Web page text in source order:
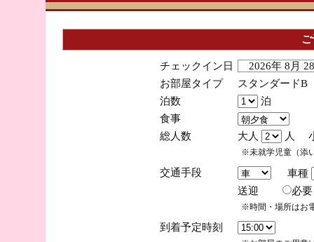
チェックイン日
2026年 8月
お部屋タイプ
スタンダードB
泊数
泊
食事
総人数
大人 人
※未就学児童（添
交通手段
車種
送迎
※時間・場所はお
到着予定時刻